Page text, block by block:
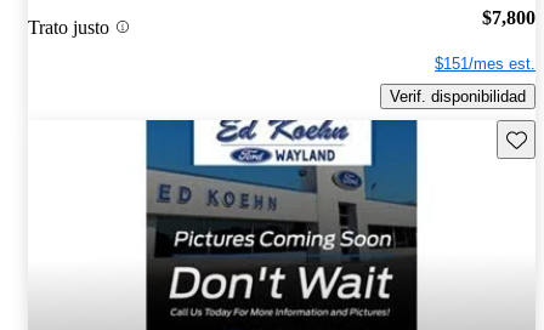
Trato justo $7,800
$151/mes est.
Verif. disponibilidad